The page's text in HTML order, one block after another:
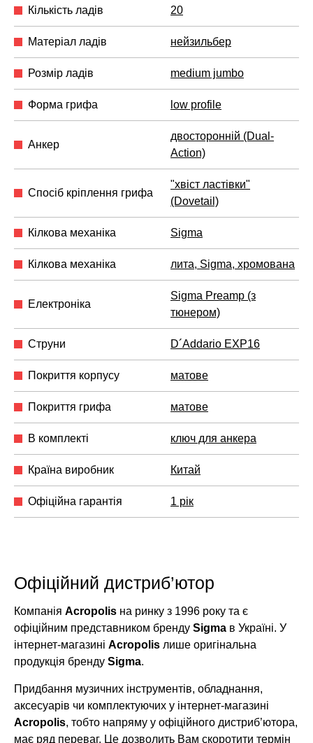
Кількість ладів 20
Матеріал ладів нейзильбер
Розмір ладів medium jumbo
Форма грифа low profile
Анкер
двосторонній (Dual-
Action)
Спосіб кріплення грифа
"хвіст ластівки"
(Dovetail)
Кілкова механіка Sigma
Кілкова механіка лита, Sigma, хромована
Електроніка
Sigma Preamp (з
тюнером)
Струни D´Addario EXP16
Покриття корпусу матове
Покриття грифа матове
В комплекті ключ для анкера
Країна виробник Китай
Офіційна гарантія 1 рік
Офіційний дистриб’ютор
Компанія Acropolis на ринку з 1996 року та є
офіційним представником бренду Sigma в Україні. У
інтернет-магазині Acropolis лише оригінальна
продукція бренду Sigma.
Придбання музичних інструментів, обладнання,
аксесуарів чи комплектуючих у інтернет-магазині
Acropolis, тобто напряму у офіційного дистриб’ютора,
має ряд переваг. Це дозволить Вам скоротити термін